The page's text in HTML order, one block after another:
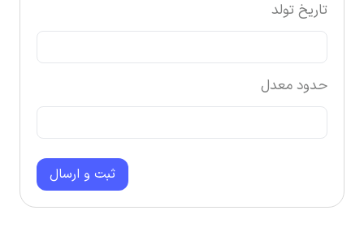
تاریخ تولد
حدود معدل
ثبت و ارسال